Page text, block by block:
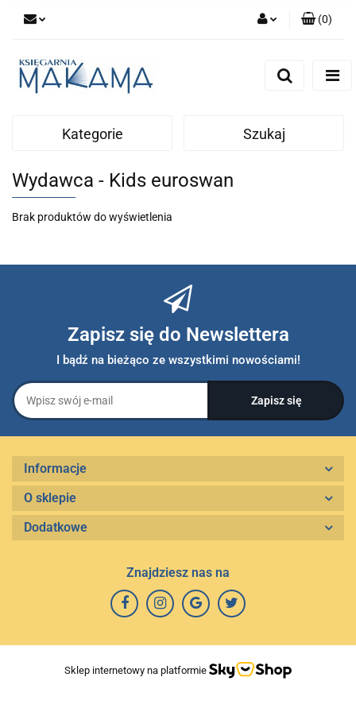
(0)
Kategorie Szukaj
Wydawca - Kids euroswan
Brak produktów do wyświetlenia
Zapisz się do Newslettera
I bądź na bieżąco ze wszystkimi nowościami!
Informacje
O sklepie
Dodatkowe
Znajdziesz nas na
Sklep internetowy na platformie